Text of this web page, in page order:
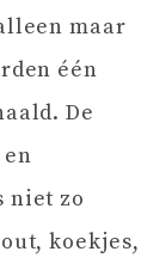
maar
één
De
niet zo
koekjes,